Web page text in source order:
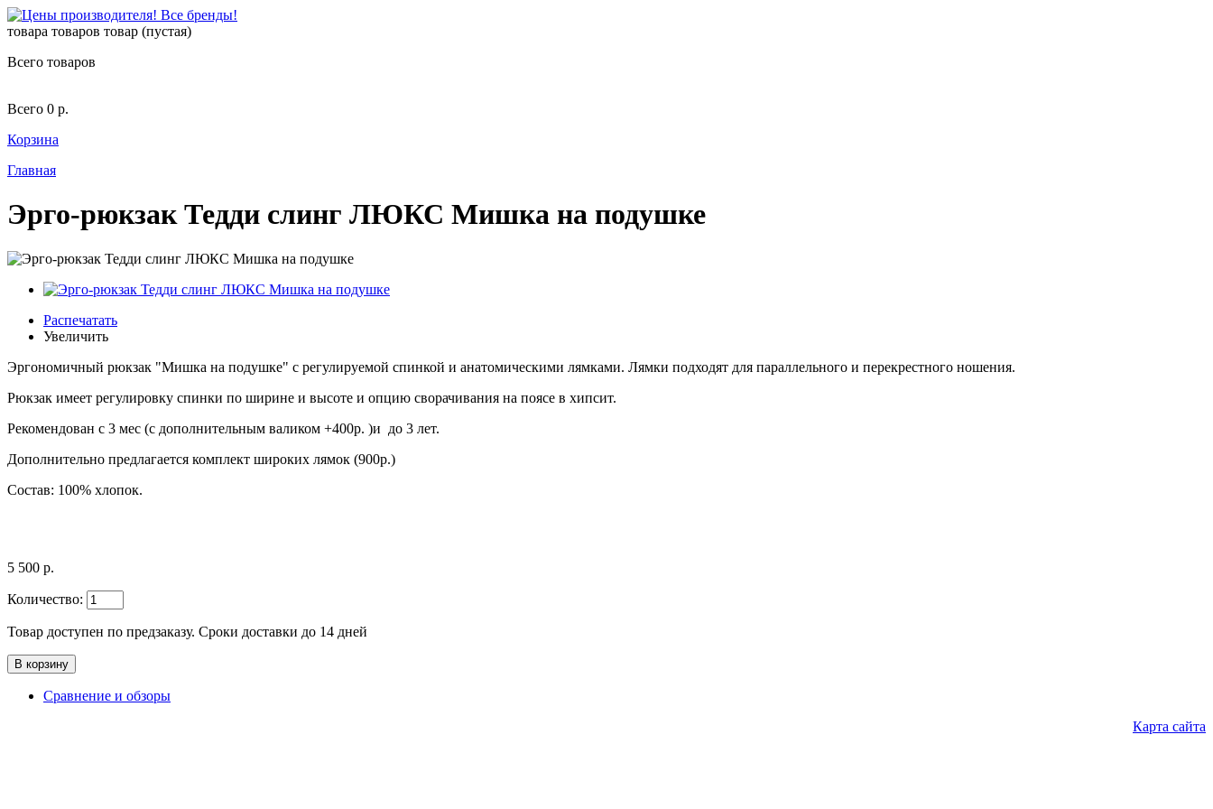
товара товаров товар (пустая)
Всего товаров
Всего 0 р.
Корзина
Главная
Эрго-рюкзак Тедди слинг ЛЮКС Мишка на подушке
Распечатать
Увеличить
Эргономичный рюкзак "Мишка на подушке " с регулируемой спинкой и анатомическими лямками. Лямки подходят для параллельного и перекрестного ношения.
Рюкзак имеет регулировку спинки по ширине и высоте и опцию сворачивания на поясе в хипсит.
Рекомендован с 3 мес (с дополнительным валиком +400р. )и до 3 лет.
Дополнительно предлагается комплект широких лямок (900р.)
Состав: 100% хлопок.
5 500 р.
Количество:
Товар доступен по предзаказу. Сроки доставки до 14 дней
Сравнение и обзоры
Карта сайта